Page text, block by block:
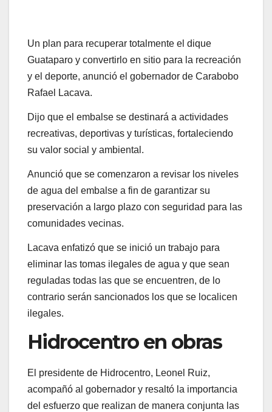
Un plan para recuperar totalmente el dique
Guataparo y convertirlo en sitio para la recreación
y el deporte, anunció el gobernador de Carabobo
Rafael Lacava.
Dijo que el embalse se destinará a actividades
recreativas, deportivas y turísticas, fortaleciendo
su valor social y ambiental.
Anunció que se comenzaron a revisar los niveles
de agua del embalse a fin de garantizar su
preservación a largo plazo con seguridad para las
comunidades vecinas.
Lacava enfatizó que se inició un trabajo para
eliminar las tomas ilegales de agua y que sean
reguladas todas las que se encuentren, de lo
contrario serán sancionados los que se localicen
ilegales.
Hidrocentro en obras
El presidente de Hidrocentro, Leonel Ruiz,
acompañó al gobernador y resaltó la importancia
del esfuerzo que realizan de manera conjunta las